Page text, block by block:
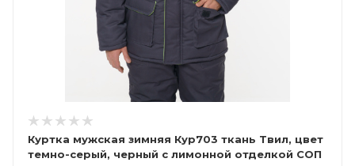
Куртка мужская зимняя Кур703 ткань Твил, цвет
темно-серый, черный с лимонной отделкой СОП